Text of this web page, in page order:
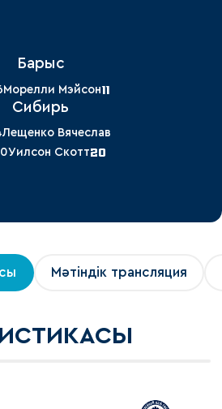
Барыс
Морелли Мэйсон11
Сибирь
Лещенко Вячеслав
Уилсон Скотт20
Мәтіндік трансляция